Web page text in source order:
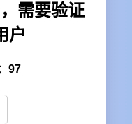
需要验证
户
97